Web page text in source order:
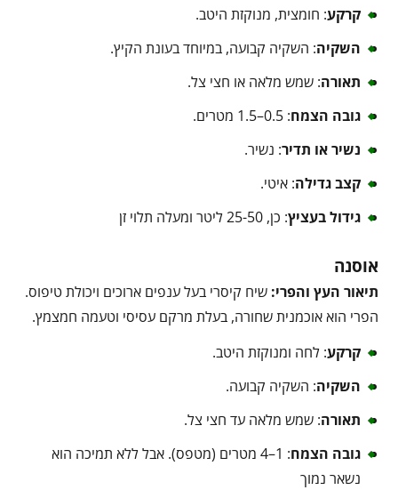
קרקע: חומצית, מנוקזת היטב.
השקיה: השקיה קבועה, במיוחד בעונת הקיץ.
תאורה: שמש מלאה או חצי צל.
גובה הצמח: 0.5–1.5 מטרים.
נשיר או תדיר: נשיר.
קצב גדילה: איטי.
גידול בעציץ: כן, 25-50 ליטר ומעלה תלוי זן
אוסנה
תיאור העץ והפרי:שיח קיסרי בעל ענפים ארוכים ויכולת טיפוס.
הפרי הוא אוכמנית שחורה, בעלת מרקם עסיסי וטעמה חמצמץ.
קרקע: לחה ומנוקזת היטב.
השקיה: השקיה קבועה.
תאורה: שמש מלאה עד חצי צל.
גובה הצמח
: 1–4 מטרים (מטפס). אבל ללא תמיכה הוא
נשאר נמוך